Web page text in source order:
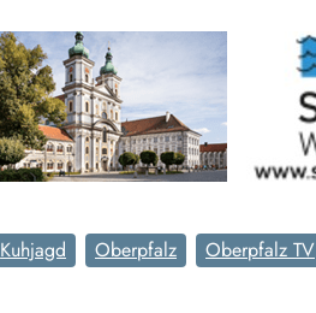
Kuhjagd Oberpfalz Oberpfalz TV